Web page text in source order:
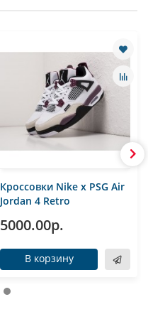
Кроссовки Nike x PSG Air
Jordan 4 Retro
5000.00р.
В корзину